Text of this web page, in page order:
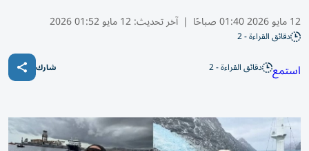
12 مايو 2026 01:40 صباحًا | آخر تحديث:12 مايو 01:52 2026
دقائق القراءة - 2
استمع دقائق القراءة - 2 شارك